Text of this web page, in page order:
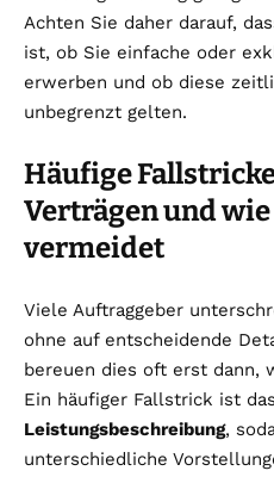
Achten Sie daher darauf,
ist, ob Sie einfache oder
erwerben und ob diese
unbegrenzt gelten.
Häufige
Verträgen und
vermeidet
Viele Auftraggeber
ohne auf entscheidende
bereuen dies oft erst dann,
Ein häufiger Fallstrick ist
Leistungsbeschreibung,
unterschiedliche